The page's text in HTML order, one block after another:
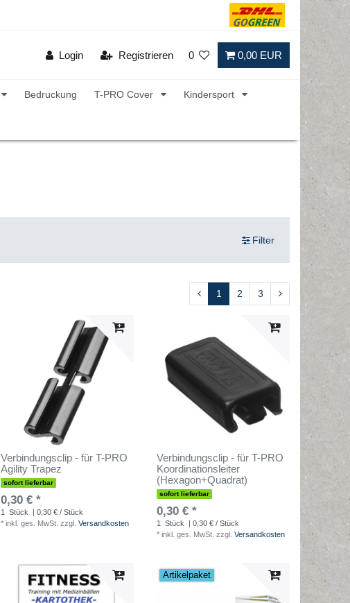
Login Registrieren 0 0,00 EUR
Bedruckung T-PRO Cover Kindersport
Filter
1 2 3
Verbindungsclip - für T-PRO
Agility Trapez
sofort lieferbar
0,30 € *
1 Stück
| 0,30 € / Stück
* inkl. ges. MwSt. zzgl. Versandkosten
Verbindungsclip - für T-PRO
Koordinationsleiter
(Hexagon+Quadrat)
sofort lieferbar
0,30 € *
1 Stück
| 0,30 € / Stück
* inkl. ges. MwSt. zzgl. Versandkosten
Artikelpaket